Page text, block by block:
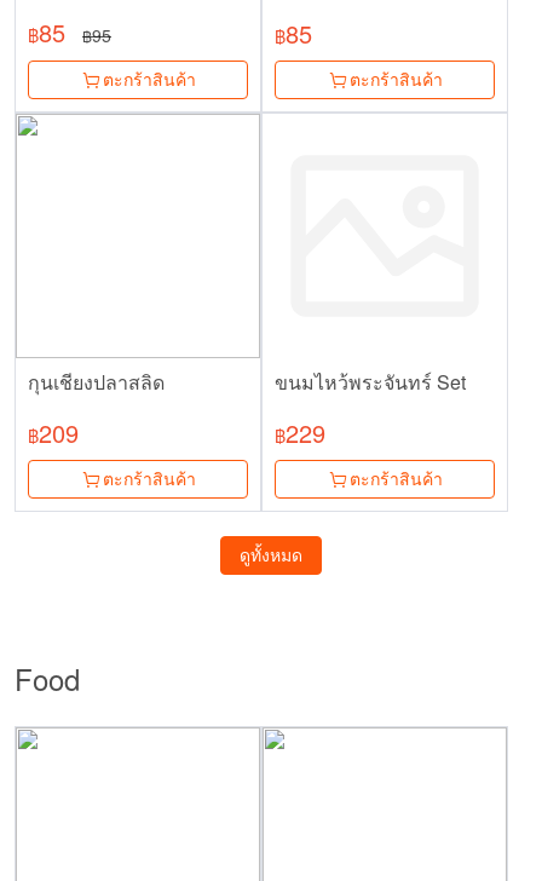
฿85 ฿95
ตะกร้าสินค้า
฿85
ตะกร้าสินค้า
กุนเชียงปลาสลิด
฿209
ตะกร้าสินค้า
ขนมไหว้พระจันทร์ Set
฿229
ตะกร้าสินค้า
ดูทั้งหมด
Food